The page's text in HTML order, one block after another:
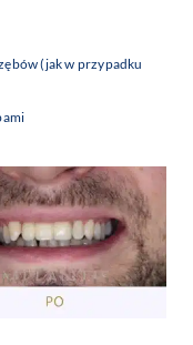
(jak w przypadku